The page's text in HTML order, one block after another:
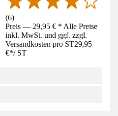
(6)
Preis — 29,95 € * Alle Preise
inkl. MwSt. und ggf. zzgl.
Versandkosten pro ST29,95
€*/ ST